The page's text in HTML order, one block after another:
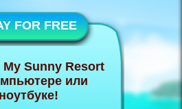
FOR FREE
My Sunny Resort
или
ноутбуке!